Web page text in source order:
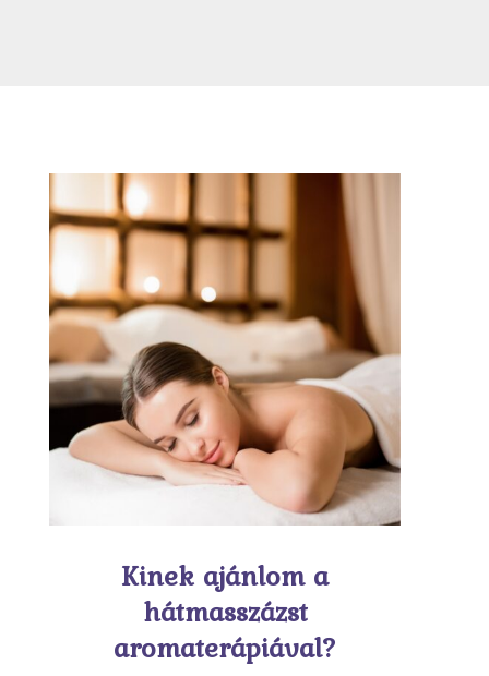
Kinek ajánlom a
hátmasszázst
aromaterápiával?